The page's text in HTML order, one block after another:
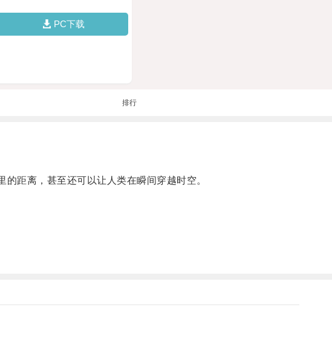
PC下载
排行
距离，甚至还可以让人类在瞬间穿越时空。